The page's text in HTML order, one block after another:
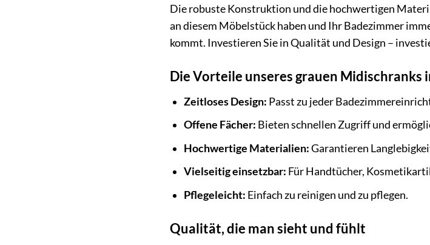
Die robuste Konstruktion und die hochwertigen
an diesem Möbelstück haben und Ihr Badezimmer
kommt. Investieren Sie in Qualität und Design –
Die Vorteile unseres grauen Midischranks
Zeitloses Design: Passt zu jeder
Offene Fächer: Bieten schnellen Zugriff und
Hochwertige Materialien:Garantieren
Vielseitig einsetzbar: Für Handtücher,
Pflegeleicht: Einfach zu reinigen und zu pflegen.
Qualität, die man sieht und fühlt